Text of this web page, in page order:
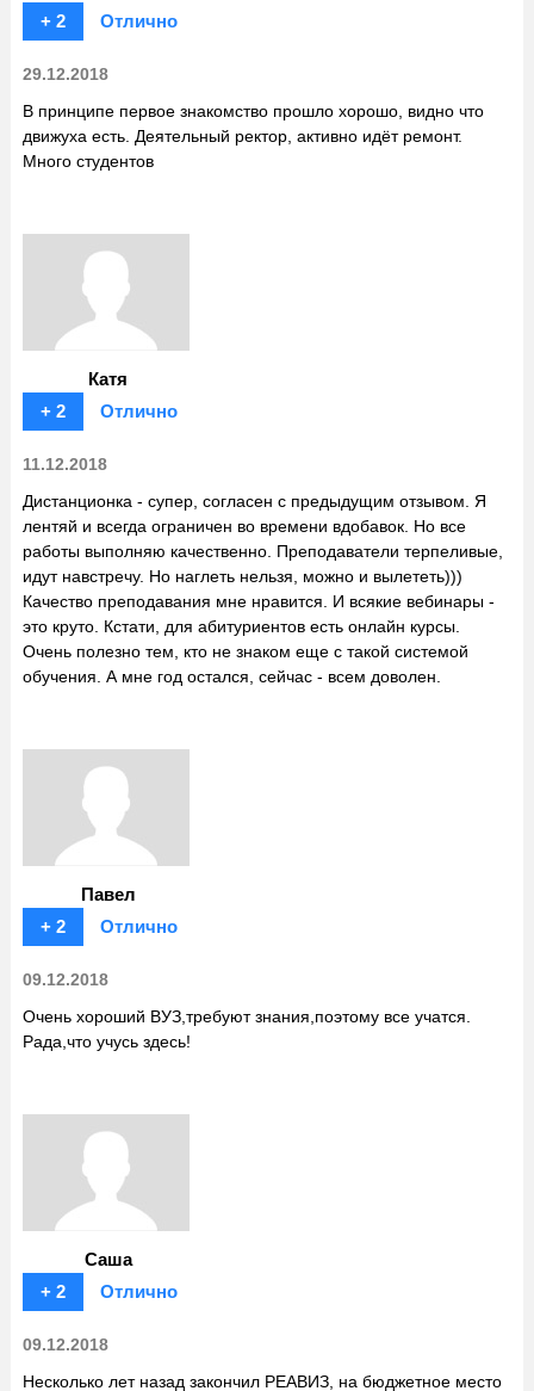
+ 2
Отлично
29.12.2018
В принципе первое знакомство прошло хорошо, видно что
движуха есть. Деятельный ректор, активно идёт ремонт.
Много студентов
Катя
+ 2
Отлично
11.12.2018
Дистанционка - супер, согласен с предыдущим отзывом. Я
лентяй и всегда ограничен во времени вдобавок. Но все
работы выполняю качественно. Преподаватели терпеливые,
идут навстречу. Но наглеть нельзя, можно и вылететь)))
Качество преподавания мне нравится. И всякие вебинары -
это круто. Кстати, для абитуриентов есть онлайн курсы.
Очень полезно тем, кто не знаком еще с такой системой
обучения. А мне год остался, сейчас - всем доволен.
Павел
+ 2
Отлично
09.12.2018
Очень хороший ВУЗ,требуют знания,поэтому все учатся.
Рада,что учусь здесь!
Саша
+ 2
Отлично
09.12.2018
Несколько лет назад закончил РЕАВИЗ, на бюджетное место